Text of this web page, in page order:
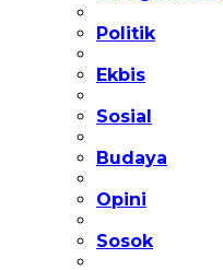
Politik
Ekbis
Sosial
Budaya
Opini
Sosok